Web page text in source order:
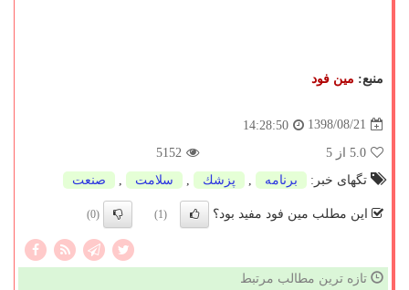
منبع: مین فود
1398/08/21
14:28:50
5.0 از 5
5152
تگهای خبر:
برنامه پزشك سلامت صنعت
این مطلب مین فود مفید بود؟ (1)
(0)
تازه ترین مطالب مرتبط